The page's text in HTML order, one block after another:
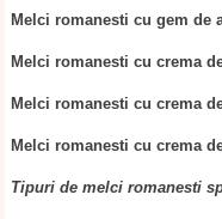
Melci romanesti cu gem de
Melci romanesti cu crema
Melci romanesti cu crema
Melci romanesti cu crema
Tipuri de melci romanesti